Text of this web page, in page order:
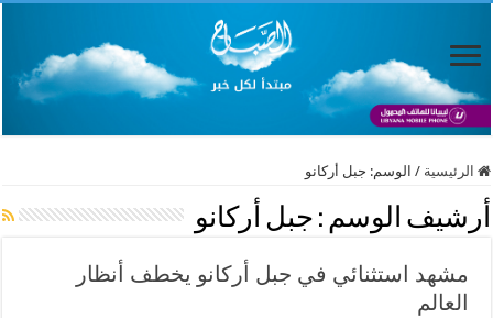
الرئيسية / الوسم: جبل أركانو
أرشيف الوسم : جبل أركانو
مشهد استثنائي في جبل أركانو يخطف أنظار
العالم